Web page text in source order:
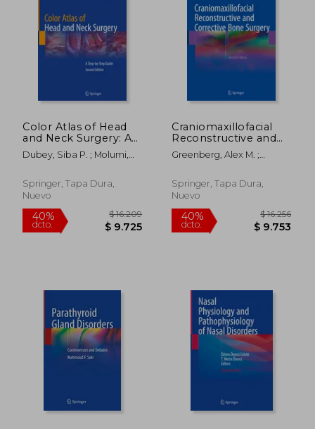
dcto. $ 5.425 dcto. $
Color Atlas of Head
and Neck Surgery: A
Step-By-Step Guide
(en Inglés)
Dubey, Siba P. ; Molumi,
Herwig
Springer, Tapa Dura,
Nuevo
Craniomaxillofacial
Reconstructive and
Corrective Bone
Surgery (en Inglés)
Greenberg, Alex M. ;
Springer, Tapa Dura,
Nuevo